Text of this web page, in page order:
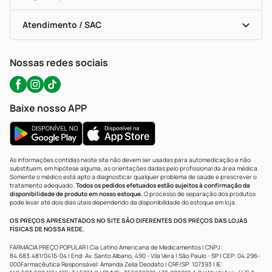
Troca E Devolução
Bulas De A A Z
Políticas De Marketplace
Testes Rápidos
Autoteste Covid-19
Certificado De Segurança
Portal Da Privacidade
Atendimento / SAC
WhatsApp (47) 9202-1687
Nossas redes sociais
Baixe nosso APP
As informações contidas neste site não devem ser usadas para automedicação e não
substituem, em hipótese alguma, as orientações dadas pelo profissional da área médica.
Somente o médico está apto a diagnosticar qualquer problema de saúde e prescrever o
tratamento adequado. Todos os pedidos efetuados estão sujeitos à confirmação da
disponibilidade de produto em nosso estoque.O processo de separação dos produtos
pode levar até dois dias úteis dependendo da disponibilidade do estoque em loja.
OS PREÇOS APRESENTADOS NO SITE SÃO DIFERENTES DOS PREÇOS DAS LOJAS
FÍSICAS DE NOSSA REDE.
FARMÁCIA PREÇO POPULAR | Cia Latino Americana de Medicamentos | CNPJ:
84.683.481/0416-04 | End: Av. Santo Albano, 490 - Vila Vera | São Paulo - SP | CEP: 04.296-
000Farmacêutica Responsável: Amanda Zelia Deodato | CRF/SP: 107393 | IE: